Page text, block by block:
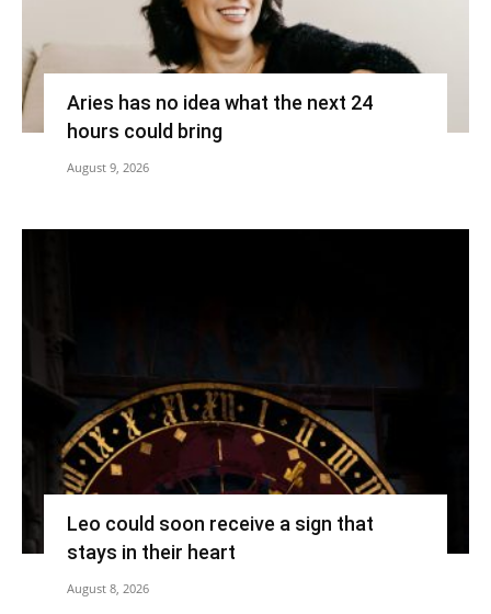
Aries has no idea what the next 24
hours could bring
August 9, 2026
Leo could soon receive a sign that
stays in their heart
August 8, 2026